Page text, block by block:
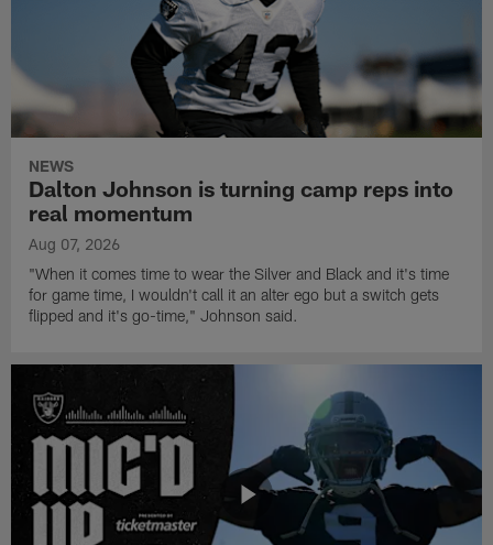
NEWS
Dalton Johnson is turning camp reps into
real momentum
Aug 07, 2026
"When it comes time to wear the Silver and Black and it's time
for game time, I wouldn't call it an alter ego but a switch gets
flipped and it's go-time," Johnson said.